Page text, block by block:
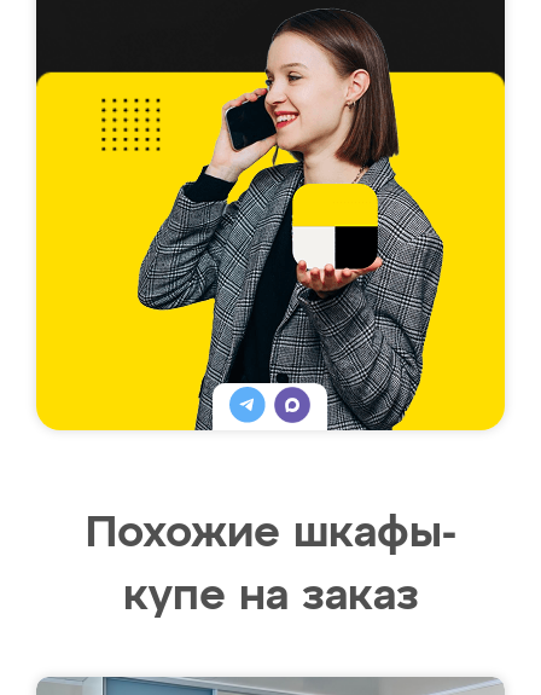
Похожие шкафы-
купе на заказ